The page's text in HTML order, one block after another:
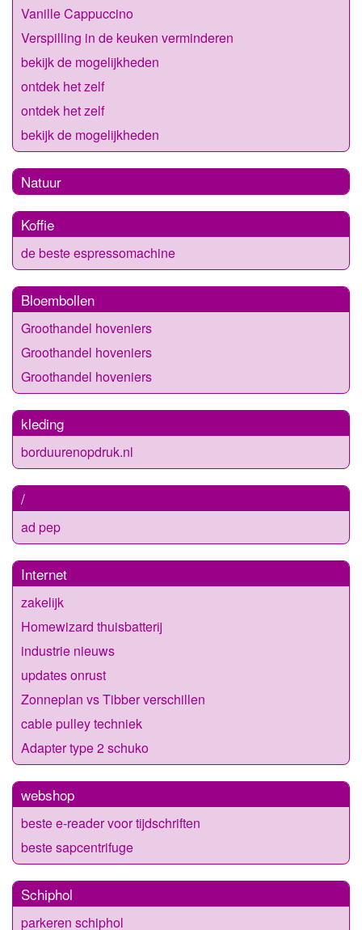
Vanille Cappuccino
Verspilling in de keuken verminderen
bekijk de mogelijkheden
ontdek het zelf
ontdek het zelf
bekijk de mogelijkheden
Natuur
Koffie
de beste espressomachine
Bloembollen
Groothandel hoveniers
Groothandel hoveniers
Groothandel hoveniers
kleding
borduurenopdruk.nl
/
ad pep
Internet
zakelijk
Homewizard thuisbatterij
industrie nieuws
updates onrust
Zonneplan vs Tibber verschillen
cable pulley techniek
Adapter type 2 schuko
webshop
beste e-reader voor tijdschriften
beste sapcentrifuge
Schiphol
parkeren schiphol